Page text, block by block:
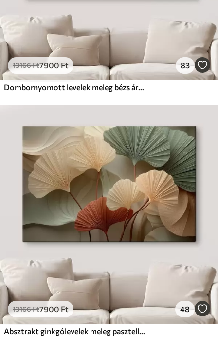
13166Ft7900 Ft 83
Dombornyomott levelek meleg bézs árnyalatokban
13166Ft7900Ft 48
Absztrakt ginkgólevelek meleg pasztell színekben